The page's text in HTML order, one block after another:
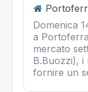
Domenica
a
mercato
B.Buozzi), i
fornire un